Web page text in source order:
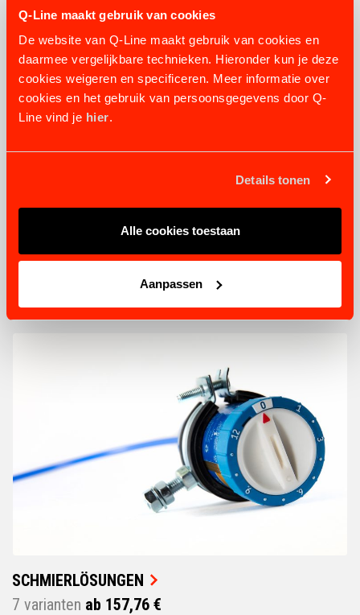
Q-Line maakt gebruik van cookies
De website van Q-Line maakt gebruik van cookies en
daarmee vergelijkbare technieken. Hieronder kun je deze
cookies weigeren en specificeren. Meer informatie over
cookies en het gebruik van persoonsgegevens door Q-
Line vind je hier.
Details tonen
Alle cookies toestaan
Aanpassen
FÜHRANLAGE SUBLIME
SCHMIERLÖSUNGEN
7 varianten ab 157,76 €